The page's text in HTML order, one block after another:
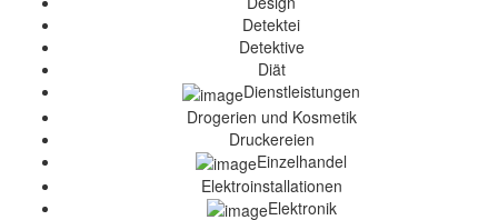
Detektei
Detektive
Diät
Dienstleistungen
Drogerien und Kosmetik
Druckereien
Einzelhandel
Elektroinstallationen
Elektronik